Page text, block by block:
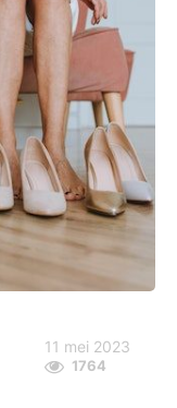
11 mei 2023
1764